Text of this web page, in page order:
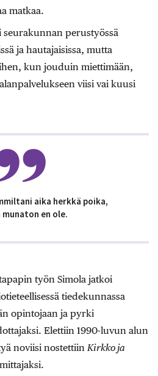
matkaa.
seurakunnan perustyössä
ja hautajaisissa, mutta
kun jouduin miettimään,
viisi vai kuusi
aika herkkä poika,
en ole.
työn Simola jatkoi
tiedekunnassa
opintojaan ja pyrki
Elettiin 1990-luvun alun
noviisi nostettiin Kirkko ja